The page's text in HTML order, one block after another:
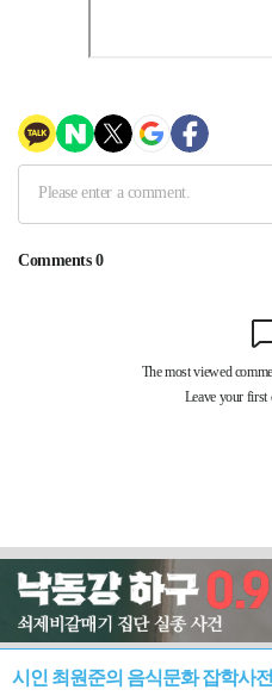
시인 최원준의 음식문화 잡학사전